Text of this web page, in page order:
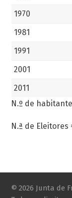
1970
1981
1991
2001
2011
N.º de
N.ª de Eleitores
© 2026 Junta de